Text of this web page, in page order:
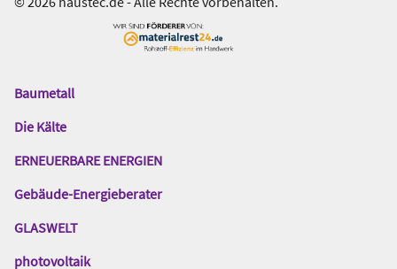
Das
Gentner
Baumetall
Die Kälte
ERNEUERBARE ENERGIEN
Gebäude-Energieberater
GLASWELT
photovoltaik